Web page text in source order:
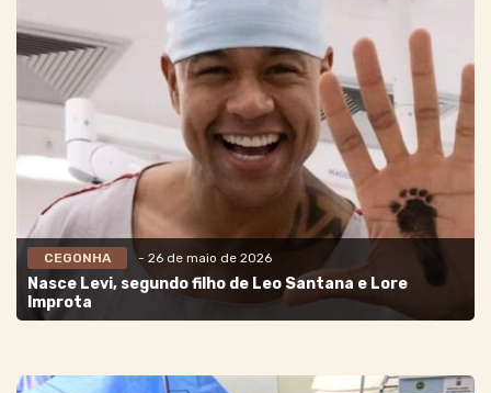
CEGONHA - 26 de maio de 2026
Nasce Levi, segundo filho de Leo Santana e Lore
Improta